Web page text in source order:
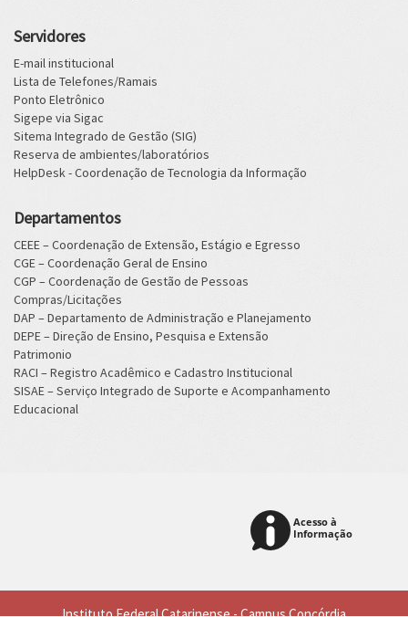
Servidores
E-mail institucional
Lista de Telefones/Ramais
Ponto Eletrônico
Sigepe via Sigac
Sitema Integrado de Gestão (SIG)
Reserva de ambientes/laboratórios
HelpDesk - Coordenação de Tecnologia da Informação
Departamentos
CEEE – Coordenação de Extensão, Estágio e Egresso
CGE – Coordenação Geral de Ensino
CGP – Coordenação de Gestão de Pessoas
Compras/Licitações
DAP – Departamento de Administração e Planejamento
DEPE – Direção de Ensino, Pesquisa e Extensão
Patrimonio
RACI – Registro Acadêmico e Cadastro Institucional
SISAE – Serviço Integrado de Suporte e Acompanhamento
Educacional